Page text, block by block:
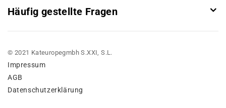
Häufig gestellte Fragen
© 2021 Kateuropegmbh S.XXI, S.L.
Impressum
AGB
Datenschutzerklärung